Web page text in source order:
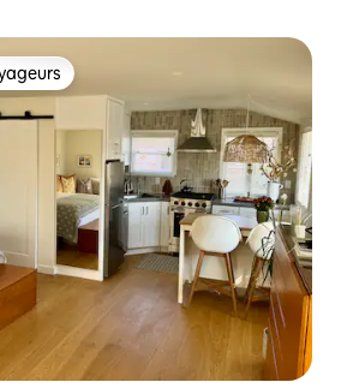
les plus appréciés